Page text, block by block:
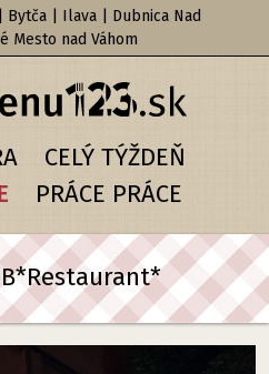
Bytča Ilava
Dubnica Nad
Mesto nad Váhom
CELÝ TÝŽDEŇ
PRÁCE PRÁCE